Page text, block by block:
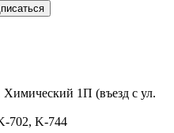
Химический 1П (въезд с ул.
702, K-744